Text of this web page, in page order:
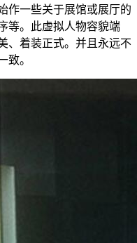
作一些关于展馆或展厅的
等。此虚拟人物容貌端
、着装正式。并且永远不
致。